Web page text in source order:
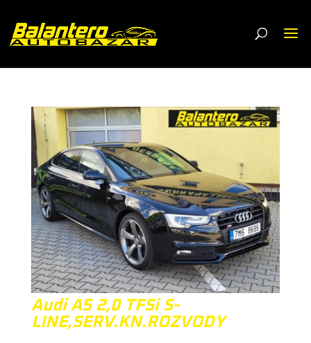
Audi A5 2,0 TFSi S-
LINE,SERV.KN.ROZVODY